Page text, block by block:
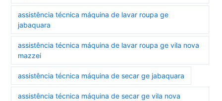
assistência técnica máquina de lavar roupa ge
jabaquara
assistência técnica máquina de lavar roupa ge vila nova
mazzei
assistência técnica máquina de secar ge jabaquara
assistência técnica máquina de secar ge vila nova